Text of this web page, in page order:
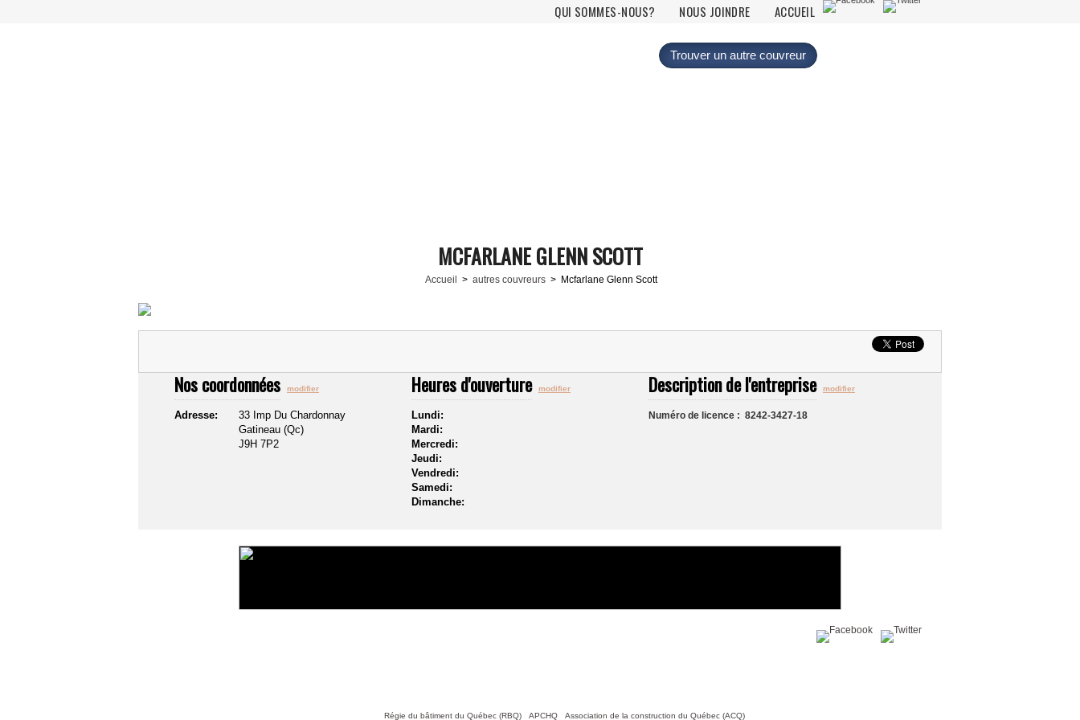
Menu principal
QUI SOMMES-NOUS? NOUS JOINDRE ACCUEIL
Trouver un autre couvreur
MCFARLANE GLENN SCOTT
Accueil > autres couvreurs > Mcfarlane Glenn Scott
Nos coordonnées modifier
Adresse:
33 Imp Du Chardonnay
Gatineau (Qc)
J9H 7P2
Heures d'ouverture modifier
Lundi:
Mardi:
Mercredi:
Jeudi:
Vendredi:
Samedi:
Dimanche:
Description de l'entreprise modifier
Numéro de licence : 8242-3427-18
Régie du bâtiment du Québec (RBQ) APCHQ Association de la construction du Québec (ACQ)